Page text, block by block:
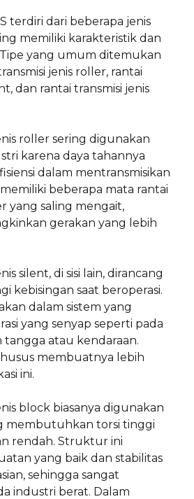
terdiri dari beberapa jenis
memiliki karakteristik dan
yang umum ditemukan
jenis roller, rantai
dan rantai transmisi jenis
roller sering digunakan
karena daya tahannya
dalam mentransmisikan
beberapa mata rantai
yang saling mengait,
gerakan yang lebih
silent, di sisi lain, dirancang
kebisingan saat beroperasi.
dalam sistem yang
yang senyap seperti pada
atau kendaraan.
membuatnya lebih
ini.
block biasanya digunakan
membutuhkan torsi tinggi
rendah. Struktur ini
yang baik dan stabilitas
sehingga sangat
industri berat. Dalam